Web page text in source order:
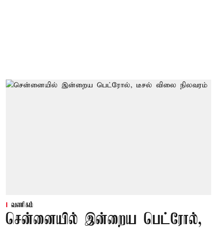
வணிகம்
சென்னையில் இன்றைய பெட்ரோல்,